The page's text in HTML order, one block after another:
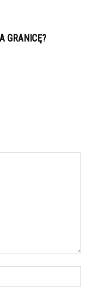
GRANICĘ?